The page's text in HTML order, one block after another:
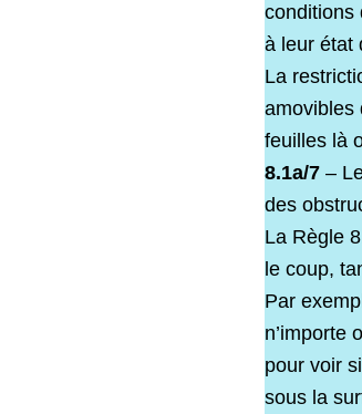
conditions
à leur état
La
amovibles
feuilles là
8.1a/7 –
des
La Règle
le coup,
Par
n’importe
pour voir
sous la